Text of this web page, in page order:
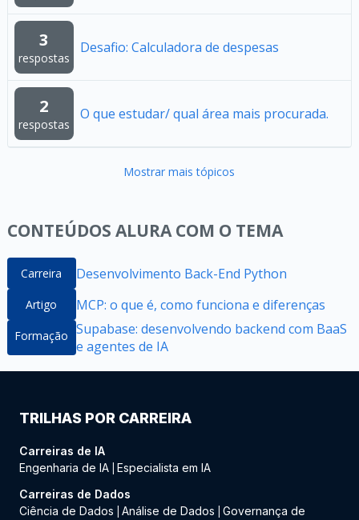
3
respostas
Desafio: Calculadora de despesas
2
respostas
O que estudar/ qual área mais procurada.
Mostrar mais tópicos
CONTEÚDOS ALURA COM O TEMA
Carreira Desenvolvimento Back-End Python
Artigo MCP: o que é, como funciona e diferenças
Formação Supabase: desenvolvendo backend com BaaS
e agentes de IA
TRILHAS POR CARREIRA
Carreiras de IA
Engenharia de IA Especialista em IA
Carreiras de Dados
Ciência de Dados
Análise de Dados
Governança de